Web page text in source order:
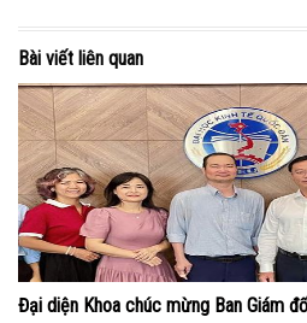
Bài viết liên quan
Đại diện Khoa chúc mừng Ban Giám